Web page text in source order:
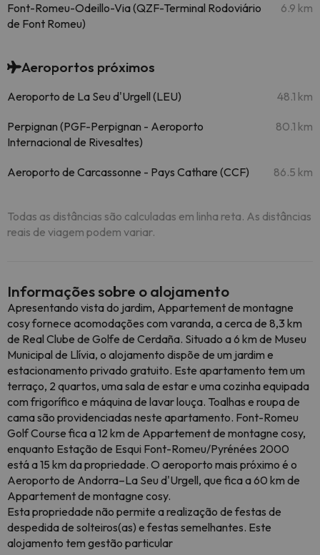
Font-Romeu-Odeillo-Via (QZF-Terminal Rodoviário
de Font Romeu)
6.9 km
Aeroportos próximos
Aeroporto de La Seu d'Urgell (LEU) 48.1 km
Perpignan (PGF-Perpignan - Aeroporto
Internacional de Rivesaltes)
80.1 km
Aeroporto de Carcassonne - Pays Cathare (CCF) 86.5 km
Todas as distâncias são calculadas em linha reta. As distâncias
reais de viagem podem variar.
Informações sobre o alojamento
Apresentando vista do jardim, Appartement de montagne
cosy fornece acomodações com varanda, a cerca de 8,3 km
de Real Clube de Golfe de Cerdaña. Situado a 6 km de Museu
Municipal de Llívia, o alojamento dispõe de um jardim e
estacionamento privado gratuito. Este apartamento tem um
terraço, 2 quartos, uma sala de estar e uma cozinha equipada
com frigorífico e máquina de lavar louça. Toalhas e roupa de
cama são providenciadas neste apartamento. Font-Romeu
Golf Course fica a 12 km de Appartement de montagne cosy,
enquanto Estação de Esqui Font-Romeu/Pyrénées 2000
está a 15 km da propriedade. O aeroporto mais próximo é o
Aeroporto de Andorra–La Seu d'Urgell, que fica a 60 km de
Appartement de montagne cosy.
Esta propriedade não permite a realização de festas de
despedida de solteiros(as) e festas semelhantes. Este
alojamento tem gestão particular